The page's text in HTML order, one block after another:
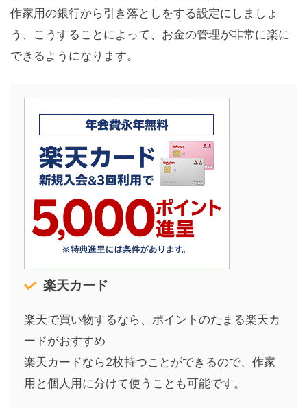
作家用の銀行から引き落としをする設定にしましょ
う、こうすることによって、お金の管理が非常に楽に
できるようになります。
楽天カード
楽天で買い物するなら、ポイントのたまる楽天カ
ードがおすすめ
楽天カードなら2枚持つことができるので、作家
用と個人用に分けて使うことも可能です。